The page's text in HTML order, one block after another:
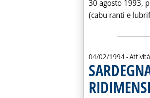
30 agosto 1993,
(cabu ranti e
04/02/1994-